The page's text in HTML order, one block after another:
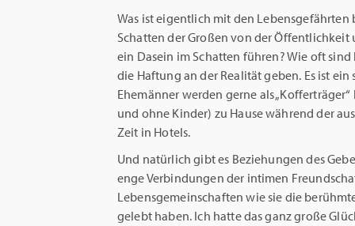
Was ist eigentlich mit den
Schatten der Großen von der
ein Dasein im Schatten führen? Wie oft
die Haftung an der Realität geben. Es ist
Ehemänner werden gerne als
und ohne Kinder) zu Hause während der
Zeit in Hotels.
Und natürlich gibt es Beziehungen des
enge Verbindungen der intimen
Lebensgemeinschaften wie sie die
gelebt haben. Ich hatte das ganz große